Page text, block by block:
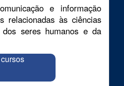
e informação
relacionadas às ciências
seres humanos e da